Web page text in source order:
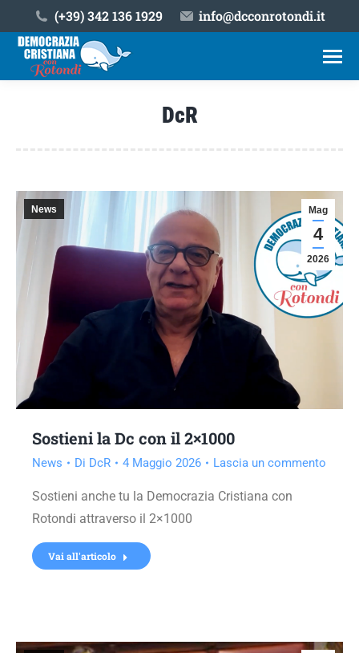
(+39) ‎342 136 1929 info@dcconrotondi.it
DcR
Mag
4
2026
News
Sostieni la Dc con il 2×1000
News Di DcR 4 Maggio 2026 Lascia un commento
Sostieni anche tu la Democrazia Cristiana con
Rotondi attraverso il 2×1000
Vai all'articolo